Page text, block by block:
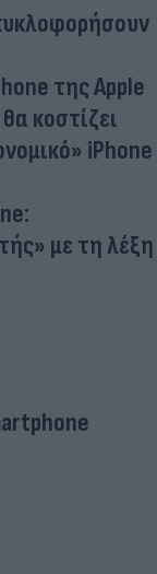
της Apple
κοστίζει
iPhone
με τη λέξη